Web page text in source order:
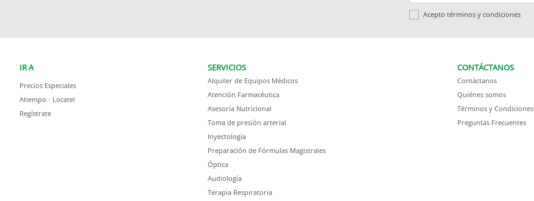
Acepto términos y condiciones
IR A
Precios Especiales
Atiempo - Locatel
Regístrate
SERVICIOS
Alquiler de Equipos Médicos
Atención Farmacéutica
Asesoría Nutricional
Toma de presión arterial
Inyectología
Preparación de Fórmulas Magistrales
Óptica
Audiología
Terapia Respiratoria
CONTÁCTANOS
Contáctanos
Quiénes somos
Términos y Condiciones
Preguntas Frecuentes